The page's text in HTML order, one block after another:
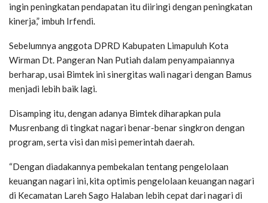
ingin peningkatan pendapatan itu diiringi dengan peningkatan
kinerja,” imbuh Irfendi.
Sebelumnya anggota DPRD Kabupaten Limapuluh Kota
Wirman Dt. Pangeran Nan Putiah dalam penyampaiannya
berharap, usai Bimtek ini sinergitas wali nagari dengan Bamus
menjadi lebih baik lagi.
Disamping itu, dengan adanya Bimtek diharapkan pula
Musrenbang di tingkat nagari benar-benar singkron dengan
program, serta visi dan misi pemerintah daerah.
“Dengan diadakannya pembekalan tentang pengelolaan
keuangan nagari ini, kita optimis pengelolaan keuangan nagari
di Kecamatan Lareh Sago Halaban lebih cepat dari nagari di